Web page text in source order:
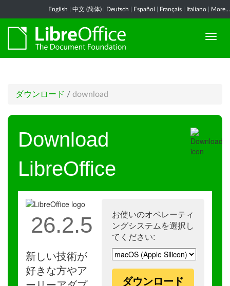
English 中文 (简体) Deutsch Español Français Italiano More...
ダウンロード / download
Download
LibreOffice
お使いのオペレーティ
ングシステムを選択し
てください:
ダウンロード
26.2.5
新しい技術が
好きな方やア